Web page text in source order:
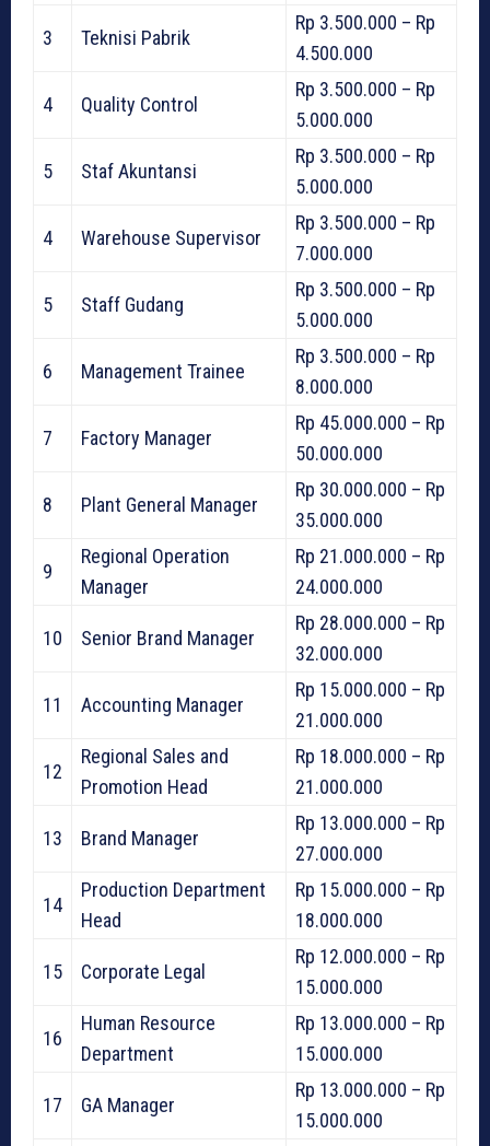
3 Teknisi Pabrik
Rp 3.500.000 – Rp
4.500.000
4 Quality Control
Rp 3.500.000 – Rp
5.000.000
5 Staf Akuntansi
Rp 3.500.000 – Rp
5.000.000
4 Warehouse Supervisor
Rp 3.500.000 – Rp
7.000.000
5 Staff Gudang
Rp 3.500.000 – Rp
5.000.000
6 Management Trainee
Rp 3.500.000 – Rp
8.000.000
7 Factory Manager
Rp 45.000.000 – Rp
50.000.000
8 Plant General Manager
Rp 30.000.000 – Rp
35.000.000
9
Regional Operation
Manager
Rp 21.000.000 – Rp
24.000.000
10 Senior Brand Manager
Rp 28.000.000 – Rp
32.000.000
11 Accounting Manager
Rp 15.000.000 – Rp
21.000.000
12
Regional Sales and
Promotion Head
Rp 18.000.000 – Rp
21.000.000
13 Brand Manager
Rp 13.000.000 – Rp
27.000.000
14
Production Department
Head
Rp 15.000.000 – Rp
18.000.000
15 Corporate Legal
Rp 12.000.000 – Rp
15.000.000
16
Human Resource
Department
Rp 13.000.000 – Rp
15.000.000
17 GA Manager
Rp 13.000.000 – Rp
15.000.000